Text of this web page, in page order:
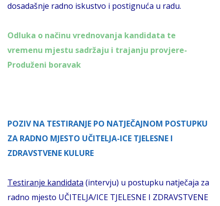
dosadašnje radno iskustvo i postignuća u radu.
Odluka o načinu vrednovanja kandidata te
vremenu mjestu sadržaju i trajanju provjere-
Produženi boravak
POZIV NA TESTIRANJE PO NATJEČAJNOM POSTUPKU
ZA RADNO MJESTO UČITELJA-ICE TJELESNE I
ZDRAVSTVENE KULURE
Testiranje kandidata (intervju) u postupku natječaja za
radno mjesto UČITELJA/ICE TJELESNE I ZDRAVSTVENE